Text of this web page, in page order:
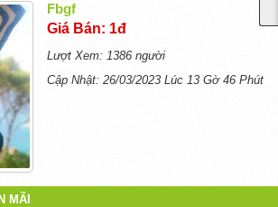
Fbgf
Giá Bán: 1đ
Lượt Xem: 1386 người
Cập Nhật: 26/03/2023 Lúc 13 Gờ 46 Phút
MÃI